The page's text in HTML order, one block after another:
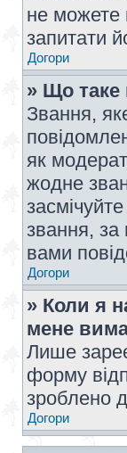
не можете
запитати
Догори
» Що таке
Звання,
як
жодне
звання, за
вами
Догори
» Коли я
мене
Лише
форму
зроблено
Догори